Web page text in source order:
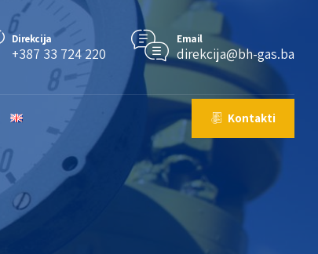
Direkcija
+387 33 724 220
Email
direkcija@bh-gas.ba
Kontakti